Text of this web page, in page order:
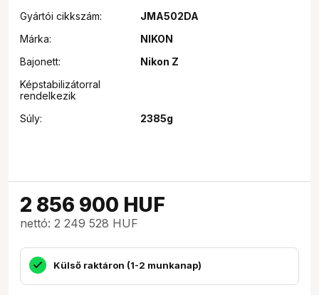
Gyártói cikkszám:
JMA502DA
Márka:
NIKON
Bajonett:
Nikon Z
Képstabilizátorral
rendelkezik
Súly:
2385g
2 856 900 HUF
nettó: 2 249 528 HUF
Külső raktáron (1-2 munkanap)